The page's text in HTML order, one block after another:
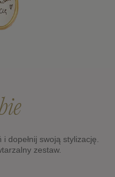
dopełnij swoją stylizację.
zestaw.